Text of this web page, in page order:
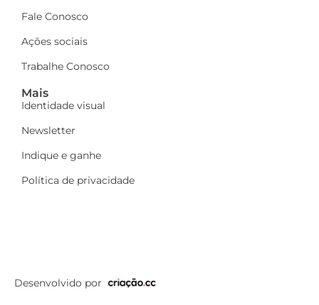
Fale Conosco
Ações sociais
Trabalhe Conosco
Mais
Identidade visual
Newsletter
Indique e ganhe
Política de privacidade
Desenvolvido por